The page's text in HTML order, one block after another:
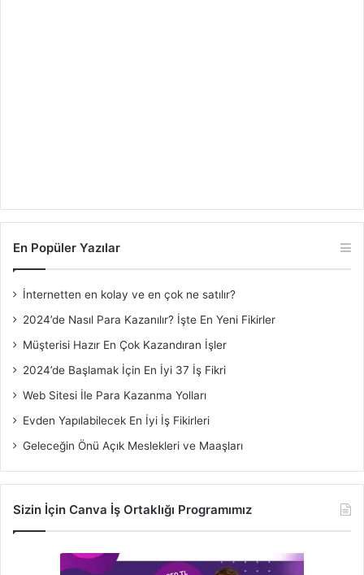
En Popüler Yazılar
İnternetten en kolay ve en çok ne satılır?
2024’de Nasıl Para Kazanılır? İşte En Yeni Fikirler
Müşterisi Hazır En Çok Kazandıran İşler
2024’de Başlamak İçin En İyi 37 İş Fikri
Web Sitesi İle Para Kazanma Yolları
Evden Yapılabilecek En İyi İş Fikirleri
Geleceğin Önü Açık Meslekleri ve Maaşları
Sizin İçin Canva İş Ortaklığı Programımız